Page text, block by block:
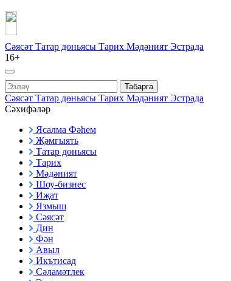
Сәясәт Татар дөньясы Тарих Мәдәният Эстрада
16+
Табарга
Сәясәт Татар дөньясы Тарих Мәдәният Эстрада
Сәхифәләр
Ясалма Фәһем
Җәмгыять
Татар дөньясы
Тарих
Мәдәният
Шоу-бизнес
Иҗат
Язмыш
Сәясәт
Дин
Фән
Авыл
Икътисад
Сәламәтлек